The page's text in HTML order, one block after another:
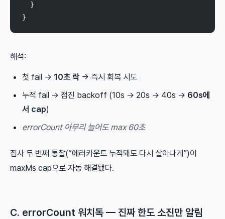
  }
}
해석:
첫 fail → 10초 락 → 즉시 회복 시도
누적 fail → 점진 backoff (10s → 20s → 40s → 60s에
서 cap)
errorCount 아무리 늘어도 max 60초
집사 두 번째 통찰(“에러카운트 누적돼도 다시 살아나게”)이
maxMs cap으로 자동 해결됐다.
C. errorCount 워치독 — 진짜 한도 소진만 알림